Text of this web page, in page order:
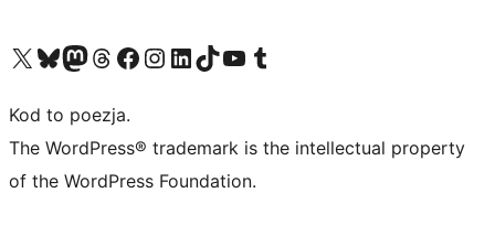
Odwiedź nasze konto X (dawniej Twitter)
Odwiedź nasze konto Bluesky
Odwiedź nasze konto na Mastodoncie
Odwiedź naszego Threadsa
Odwiedź naszego Facebooka
Odwiedź nasze konto na Instagramie
Odwiedź nasze konto na LinkedIn
Odwiedź naszego TikToka
Odwiedź nasz kanał YouTube
Odwiedź naszego Tumblra
Kod to poezja.
The WordPress® trademark is the intellectual property
of the WordPress Foundation.